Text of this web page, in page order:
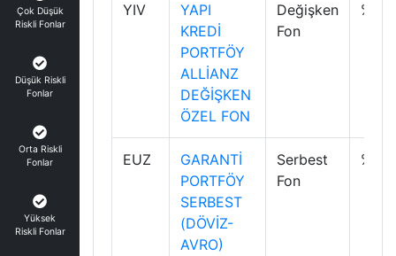
Çok Düşük
Riskli Fonlar
Düşük Riskli
Fonlar
Orta Riskli
Fonlar
Yüksek
Riskli Fonlar
YIV
YAPI
KREDİ
PORTFÖY
ALLİANZ
DEĞİŞKEN
ÖZEL FON
Değişken
Fon
EUZ
GARANTİ
PORTFÖY
SERBEST
(DÖVİZ-
AVRO)
Serbest
Fon
%-